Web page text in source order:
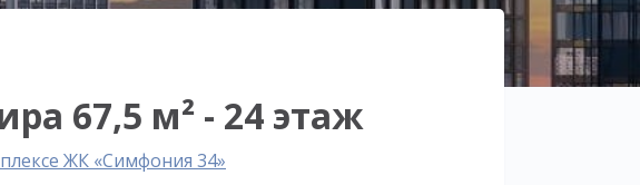
67,5 м² - 24 этаж
ЖК «Симфония 34»